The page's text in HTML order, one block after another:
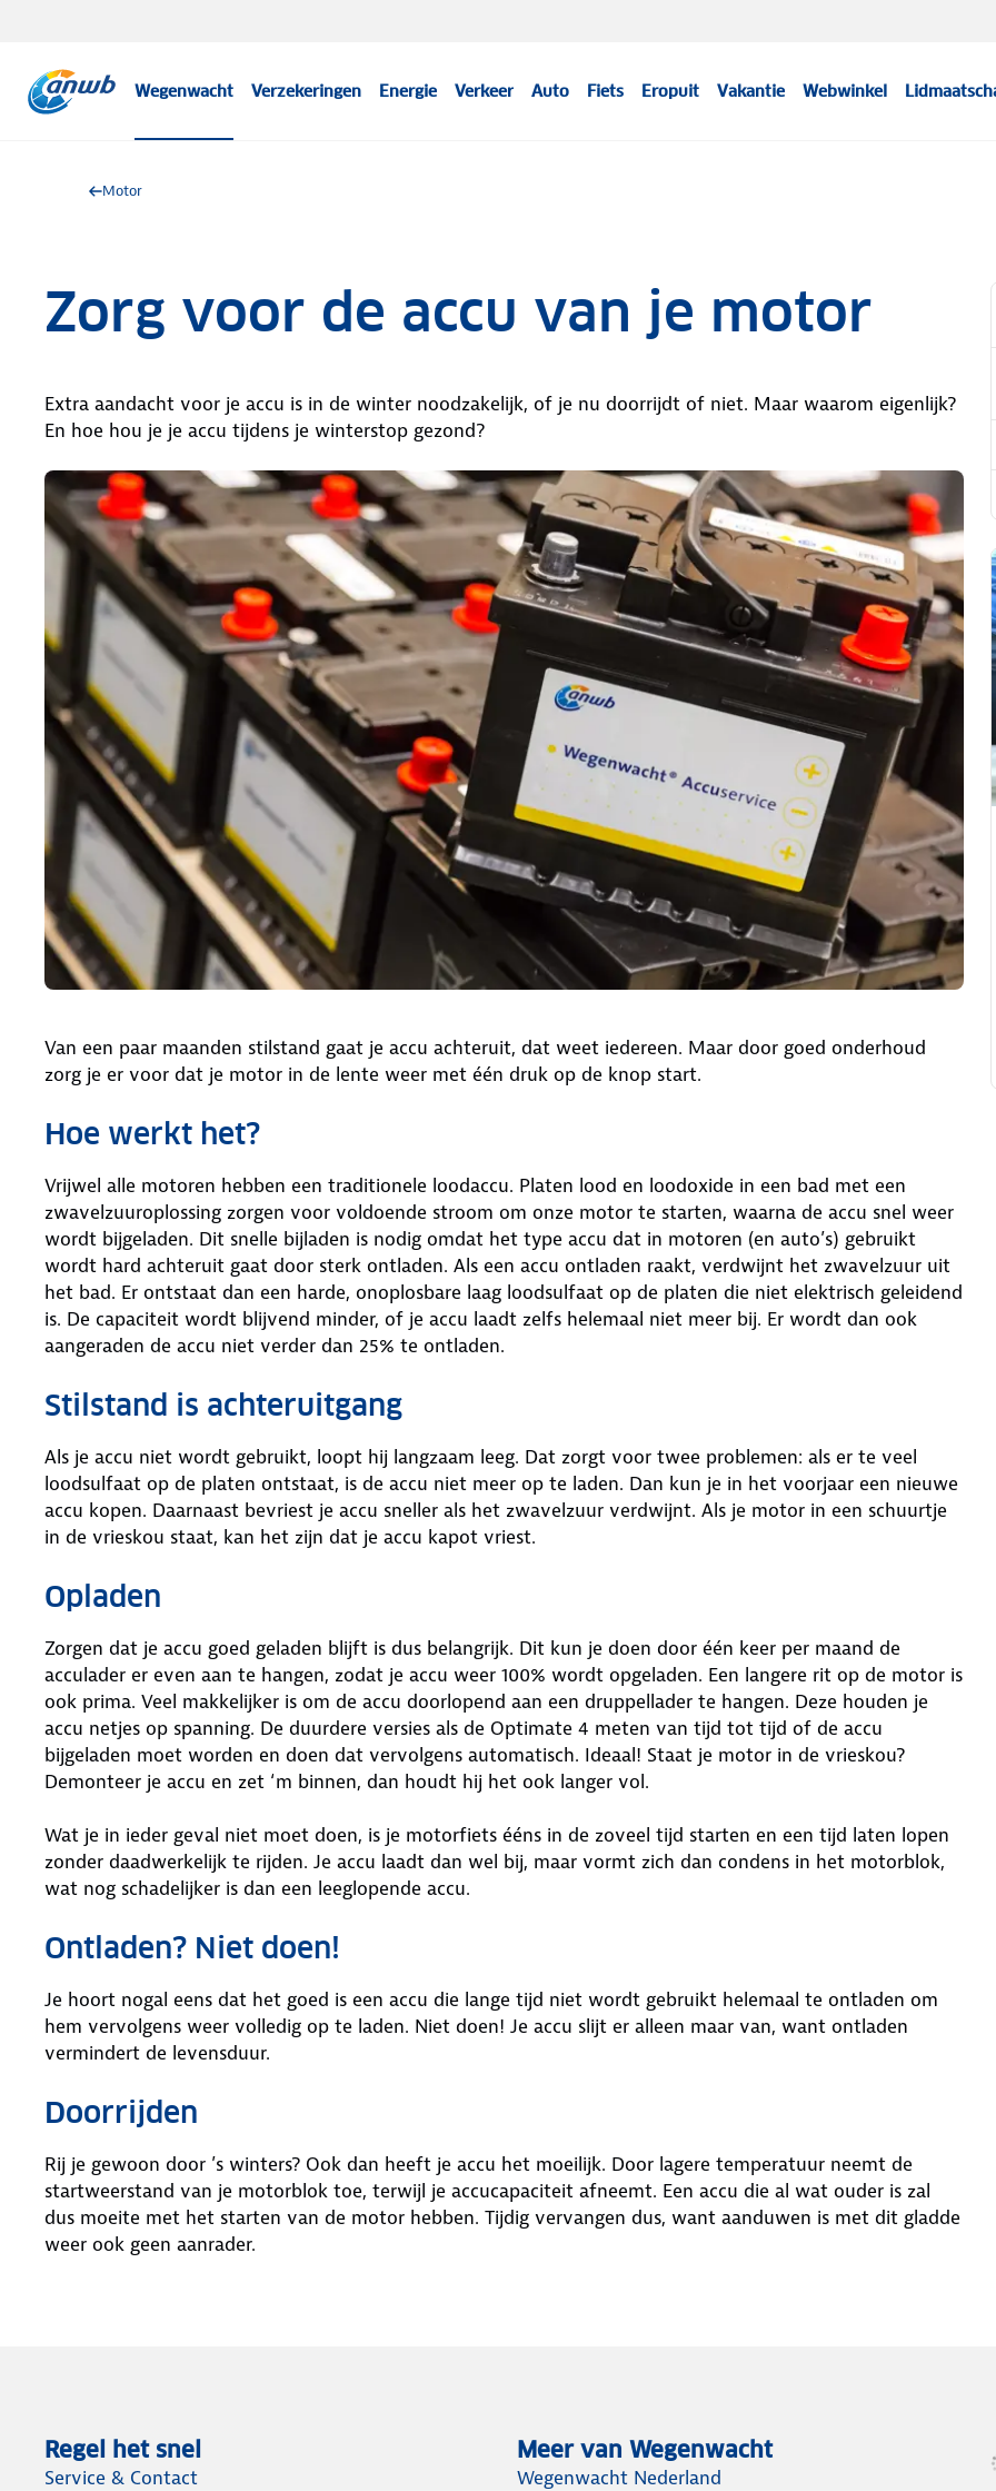
Wegenwacht Verzekeringen Energie Verkeer Auto Fiets Eropuit Vakantie Webwinkel
Motor
Zorg voor de accu van je motor
Extra aandacht voor je accu is in de winter noodzakelijk, of je nu doorrijdt of niet. Maar waarom eigenlijk?
En hoe hou je je accu tijdens je winterstop gezond?
Van een paar maanden stilstand gaat je accu achteruit, dat weet iedereen. Maar door goed onderhoud
zorg je er voor dat je motor in de lente weer met één druk op de knop start.
Hoe werkt het?
Vrijwel alle motoren hebben een traditionele loodaccu. Platen lood en loodoxide in een bad met een
zwavelzuuroplossing zorgen voor voldoende stroom om onze motor te starten, waarna de accu snel weer
wordt bijgeladen. Dit snelle bijladen is nodig omdat het type accu dat in motoren (en auto’s) gebruikt
wordt hard achteruit gaat door sterk ontladen. Als een accu ontladen raakt, verdwijnt het zwavelzuur uit
het bad. Er ontstaat dan een harde, onoplosbare laag loodsulfaat op de platen die niet elektrisch geleidend
is. De capaciteit wordt blijvend minder, of je accu laadt zelfs helemaal niet meer bij. Er wordt dan ook
aangeraden de accu niet verder dan 25% te ontladen.
Stilstand is achteruitgang
Als je accu niet wordt gebruikt, loopt hij langzaam leeg. Dat zorgt voor twee problemen: als er te veel
loodsulfaat op de platen ontstaat, is de accu niet meer op te laden. Dan kun je in het voorjaar een nieuwe
accu kopen. Daarnaast bevriest je accu sneller als het zwavelzuur verdwijnt. Als je motor in een schuurtje
in de vrieskou staat, kan het zijn dat je accu kapot vriest.
Opladen
Zorgen dat je accu goed geladen blijft is dus belangrijk. Dit kun je doen door één keer per maand de
acculader er even aan te hangen, zodat je accu weer 100% wordt opgeladen. Een langere rit op de motor is
ook prima. Veel makkelijker is om de accu doorlopend aan een druppellader te hangen. Deze houden je
accu netjes op spanning. De duurdere versies als de Optimate 4 meten van tijd tot tijd of de accu
bijgeladen moet worden en doen dat vervolgens automatisch. Ideaal! Staat je motor in de vrieskou?
Demonteer je accu en zet ‘m binnen, dan houdt hij het ook langer vol.
Wat je in ieder geval niet moet doen, is je motorfiets ééns in de zoveel tijd starten en een tijd laten lopen
zonder daadwerkelijk te rijden. Je accu laadt dan wel bij, maar vormt zich dan condens in het motorblok,
wat nog schadelijker is dan een leeglopende accu.
Ontladen? Niet doen!
Je hoort nogal eens dat het goed is een accu die lange tijd niet wordt gebruikt helemaal te ontladen om
hem vervolgens weer volledig op te laden. Niet doen! Je accu slijt er alleen maar van, want ontladen
vermindert de levensduur.
Doorrijden
Rij je gewoon door ’s winters? Ook dan heeft je accu het moeilijk. Door lagere temperatuur neemt de
startweerstand van je motorblok toe, terwijl je accucapaciteit afneemt. Een accu die al wat ouder is zal
dus moeite met het starten van de motor hebben. Tijdig vervangen dus, want aanduwen is met dit gladde
weer ook geen aanrader.
Regel het snel
Service & Contact
Meer van Wegenwacht
Wegenwacht Nederland